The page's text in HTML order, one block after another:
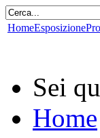
HomeEsposizione
Sei
Home